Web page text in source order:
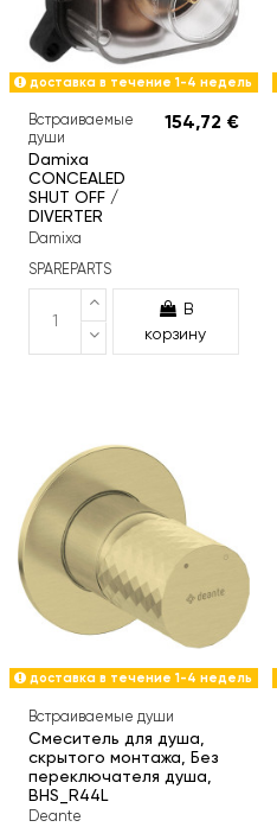
доставка в течение 1-4 недель
Встраиваемые
души
Damixa
CONCEALED
SHUT OFF /
DIVERTER
Damixa
154,72 €
SPAREPARTS
В
корзину
доставка в течение 1-4 недель
Встраиваемые души
Смеситель для душа,
скрытого монтажа, Без
переключателя душа,
BHS_R44L
Deante